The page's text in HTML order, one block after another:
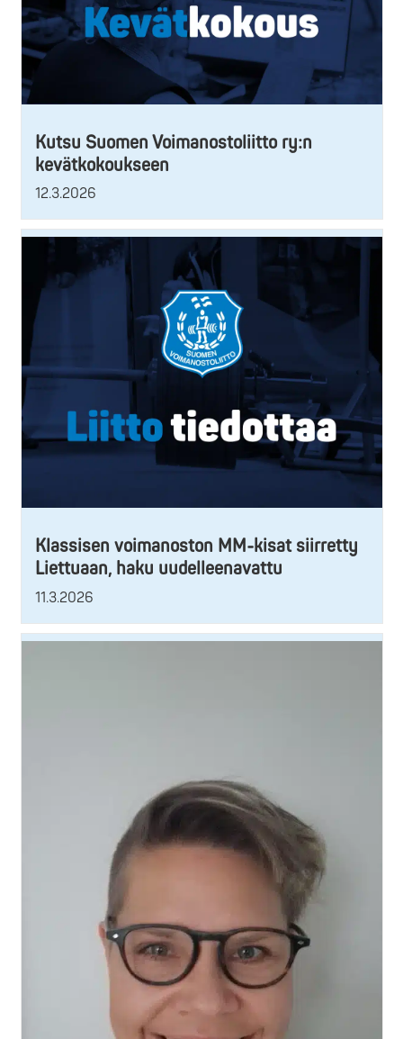
Kutsu Suomen Voimanostoliitto ry:n
kevätkokoukseen
12.3.2026
Klassisen voimanoston MM-kisat siirretty
Liettuaan, haku uudelleenavattu
11.3.2026